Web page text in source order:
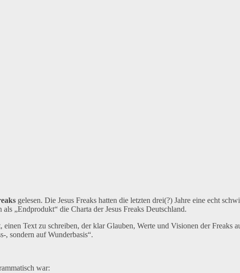
gelesen. Die Jesus Freaks hatten die letzten drei(?) Jahre eine echt
„Endprodukt“ die Charta der Jesus Freaks Deutschland.
Text zu schreiben, der klar Glauben, Werte und Visionen der Freaks
, sondern auf Wunderbasis“.
war: